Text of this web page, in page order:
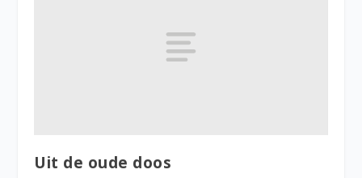
Uit de oude doos